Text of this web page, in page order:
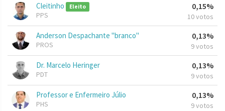
Cleitinho Eleito
PPS
0,15%
10 votos
Anderson Despachante "branco"
PROS
0,13%
9 votos
Dr. Marcelo Heringer
PDT
0,13%
9 votos
Professor e Enfermeiro Júlio
PHS
0,13%
9 votos